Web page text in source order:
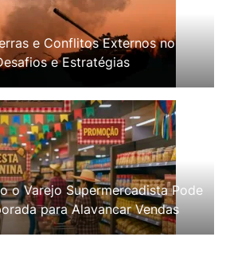
e Conflitos Externos no
e Estratégias
o Varejo Supermercadista Pode
para Alavancar Vendas